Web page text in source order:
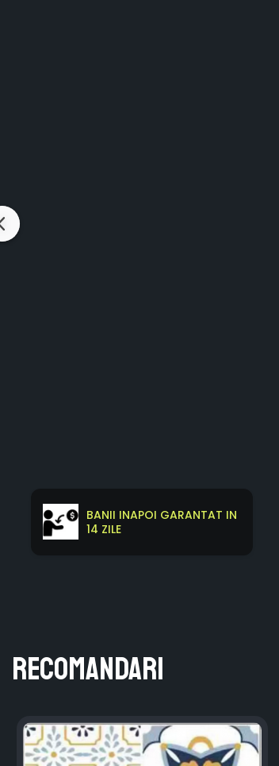
BANII INAPOI GARANTAT IN
14 ZILE
Recomandari